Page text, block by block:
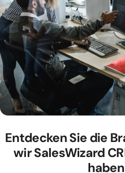
Entdecken Sie die
wir SalesWizard
haben